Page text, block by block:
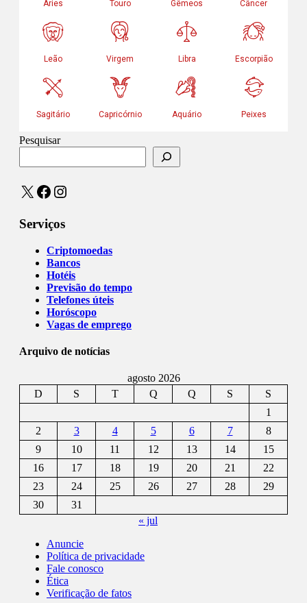
Pesquisar
X Facebook
Instagram
Serviços
Criptomoedas
Bancos
Hotéis
Previsão do tempo
Telefones úteis
Horóscopo
Vagas de emprego
Arquivo de notícias
agosto 2026
D
S T Q Q S
S
1
2
3 4 5 6 7
8
9
10 11 12 13 14
15
16
17 18 19 20 21
22
23
24 25 26 27 28
29
30
31
« jul
Anuncie
Política de privacidade
Fale conosco
Ética
Verificação de fatos